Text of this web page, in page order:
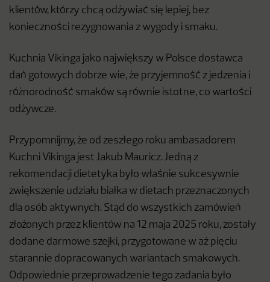
klientów, którzy chcą odżywiać się lepiej, bez
konieczności rezygnowania z wygody i smaku.
Kuchnia Vikinga jako największy w Polsce dostawca
dań gotowych dobrze wie, że przyjemność z jedzenia i
różnorodność smaków są równie istotne, co wartości
odżywcze.
Przypomnijmy, że od zeszłego roku ambasadorem
Kuchni Vikinga jest Jakub Mauricz. Jedną z
rekomendacji dietetyka było właśnie sukcesywnie
zwiększenie udziału białka w dietach przeznaczonych
dla osób aktywnych. Stąd do wszystkich zamówień
złożonych przez klientów na 12 maja 2025 roku, zostały
dodane darmowe szejki, przygotowane w aż pięciu
starannie dopracowanych wariantach smakowych.
Odpowiednie przeprowadzenie tego zadania było